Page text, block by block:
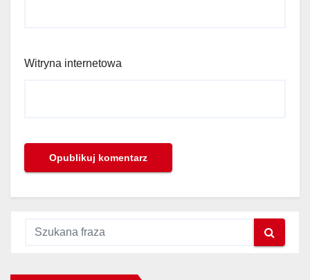
Witryna internetowa